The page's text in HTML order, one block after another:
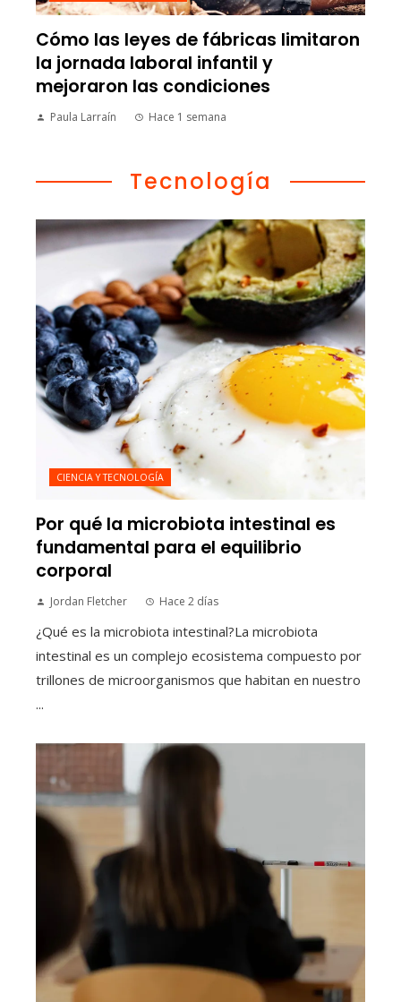
Cómo las leyes de fábricas limitaron
la jornada laboral infantil y
mejoraron las condiciones
Paula Larraín Hace 1 semana
Tecnología
CIENCIA Y TECNOLOGÍA
Por qué la microbiota intestinal es
fundamental para el equilibrio
corporal
Jordan Fletcher Hace 2 días
¿Qué es la microbiota intestinal?La microbiota
intestinal es un complejo ecosistema compuesto por
trillones de microorganismos que habitan en nuestro
...